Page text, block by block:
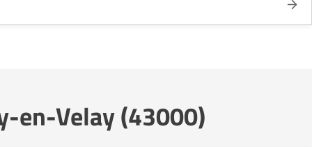
en-Velay (43000)